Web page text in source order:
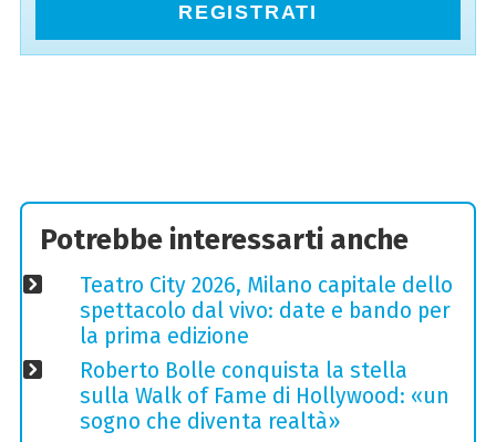
REGISTRATI
Potrebbe interessarti anche
Teatro City 2026, Milano capitale dello
spettacolo dal vivo: date e bando per
la prima edizione
Roberto Bolle conquista la stella
sulla Walk of Fame di Hollywood: «un
sogno che diventa realtà»